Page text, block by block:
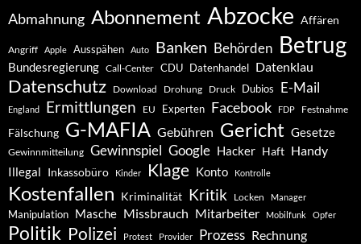
Abmahnung Abonnement Abzocke Affären
Angriff Apple Ausspähen Auto Banken Behörden Betrug
Bundesregierung Call-Center CDU Datenhandel Datenklau
Datenschutz Download Drohung Druck Dubios E-Mail
England Ermittlungen EU Experten Facebook FDP Festnahme
Fälschung G-MAFIA Gebühren Gericht Gesetze
Gewinnmitteilung Gewinnspiel Google Hacker Haft Handy
Illegal Inkassobüro Kinder Klage Konto Kontrolle
Kostenfallen Kriminalität Kritik Locken Manager
Manipulation Masche Missbrauch Mitarbeiter Mobilfunk Opfer
Politik Polizei Protest Provider Prozess Rechnung